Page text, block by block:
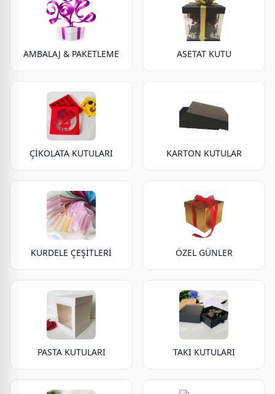
AMBALAJ & PAKETLEME ASETAT KUTU
ÇİKOLATA KUTULARI KARTON KUTULAR
KURDELE ÇEŞİTLERİ ÖZEL GÜNLER
PASTA KUTULARI TAKI KUTULARI